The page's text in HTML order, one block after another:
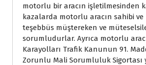
motorlu bir aracın işletilmesinden
kazalarda motorlu aracın sahibi ve
teşebbüs müştereken ve
sorumludurlar. Ayrıca motorlu
Karayolları Trafik Kanunun 91.
Zorunlu Mali Sorumluluk Sigortası